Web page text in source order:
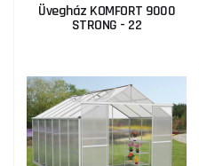
Üvegház KOMFORT 9000
STRONG - 22